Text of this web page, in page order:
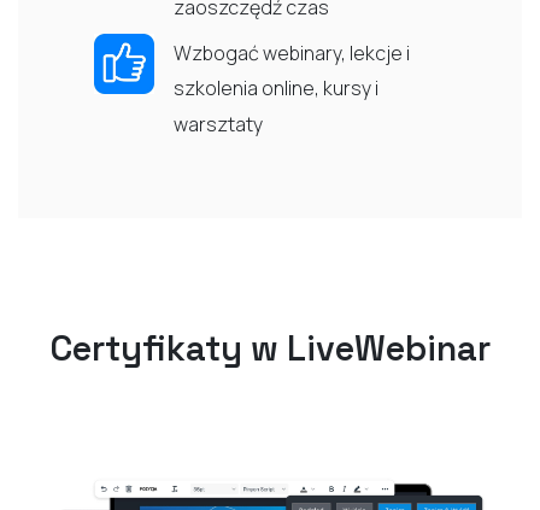
zaoszczędź czas
Wzbogać webinary, lekcje i
szkolenia online, kursy i
warsztaty
Certyfikaty w LiveWebinar